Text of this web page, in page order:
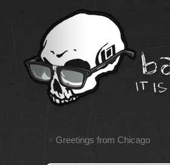
« Greetings from Chicago